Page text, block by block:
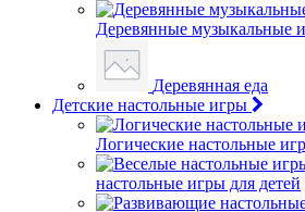
Деревянные музыкальные
Деревянная еда
Детские настольные игры
Логические настольные
настольные игры для детей